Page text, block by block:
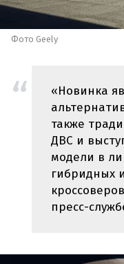
Фото Geely
«Новинка
также
ДВС и
модели в
гибридных
пресс-